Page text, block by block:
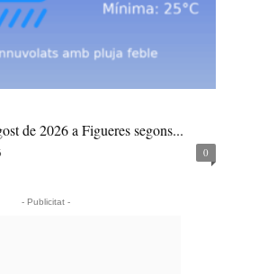
de 2026 a Figueres segons...
0
- Publicitat -